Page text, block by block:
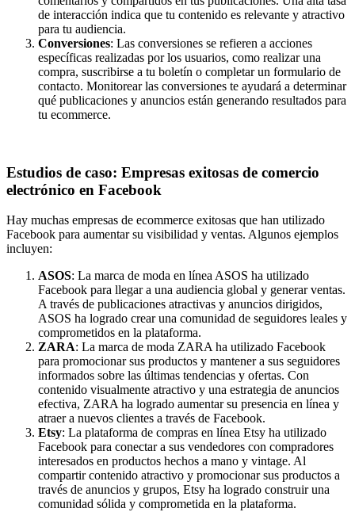
de interacción indica que tu contenido es relevante y atractivo
para tu audiencia.
Conversiones: Las conversiones se refieren a acciones
específicas realizadas por los usuarios, como realizar una
compra, suscribirse a tu boletín o completar un formulario de
contacto. Monitorear las conversiones te ayudará a determinar
qué publicaciones y anuncios están generando resultados para
tu ecommerce.
Estudios de caso: Empresas exitosas de comercio
electrónico en Facebook
Hay muchas empresas de ecommerce exitosas que han utilizado
Facebook para aumentar su visibilidad y ventas. Algunos ejemplos
incluyen:
ASOS: La marca de moda en línea ASOS ha utilizado
Facebook para llegar a una audiencia global y generar ventas.
A través de publicaciones atractivas y anuncios dirigidos,
ASOS ha logrado crear una comunidad de seguidores leales y
comprometidos en la plataforma.
ZARA: La marca de moda ZARA ha utilizado Facebook
para promocionar sus productos y mantener a sus seguidores
informados sobre las últimas tendencias y ofertas. Con
contenido visualmente atractivo y una estrategia de anuncios
efectiva, ZARA ha logrado aumentar su presencia en línea y
atraer a nuevos clientes a través de Facebook.
Etsy: La plataforma de compras en línea Etsy ha utilizado
Facebook para conectar a sus vendedores con compradores
interesados en productos hechos a mano y vintage. Al
compartir contenido atractivo y promocionar sus productos a
través de anuncios y grupos, Etsy ha logrado construir una
comunidad sólida y comprometida en la plataforma.